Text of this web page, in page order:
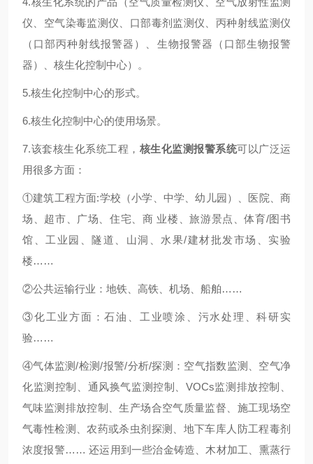
仪、空气染毒监测仪、口部毒剂监测仪、丙种射线监测仪
（口部丙种射线报警器）、生物报警器（口部生物报警
器）、核生化控制中心）。
5.核生化控制中心的形式。
6.核生化控制中心的使用场景。
7.该套核生化系统工程， 核生化监测报警系统可以广泛运
用很多方面：
①建筑工程方面:学校（小学、中学、幼儿园）、医院、商
场、超市、广场、住宅、商 业楼、旅游景点、体育/图书
馆、工业园、隧道、山洞、水果/建材批发市场、实验
楼……
②公共运输行业：地铁、高铁、机场、船舶……
③化工业方面：石油、工业喷涂、污水处理、科研实
验……
④气体监测/检测/报警/分析/探测：空气指数监测、空气净
化监测控制、通风换气监测控制、VOCs监测排放控制、
气味监测排放控制、生产场合空气质量监督、施工现场空
气毒性检测、农药或杀虫剂探测、地下车库人防工程毒剂
浓度报警…… 还运用到一些治金铸造、木材加工、熏蒸行